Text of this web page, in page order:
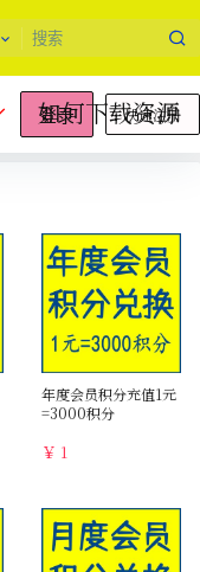
登录 快速注册
如何下载资源
年度会员积分充值1元
=3000积分
￥ 1